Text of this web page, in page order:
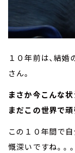
１０年前は、結婚
さん。
まさか今こんな状
まだこの世界で頑
この１０年間で
慨深いですね。。。